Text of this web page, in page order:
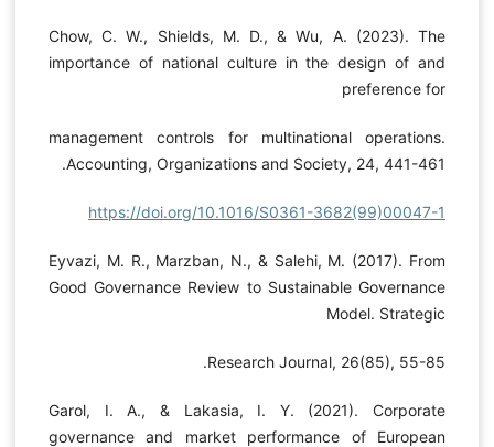
Chow, C. W., Shields, M. D., & Wu, A. (2023). The
importance of national culture in the design of and
preference for
management controls for multinational operations.
Accounting, Organizations and Society, 24, 441-461.
https://doi.org/10.1016/S0361-3682(99)00047-1
Eyvazi, M. R., Marzban, N., & Salehi, M. (2017). From
Good Governance Review to Sustainable Governance
Model. Strategic
Research Journal, 26(85), 55-85.
Garol, І. A., & Lakasia, I. Y. (2021). Corporate
governance and market performance of European